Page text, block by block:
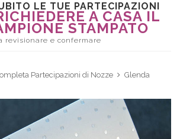
LE TUE PARTECIPAZIONI
A CASA IL
STAMPATO
revisionare e confermare
Partecipazioni di Nozze Glenda